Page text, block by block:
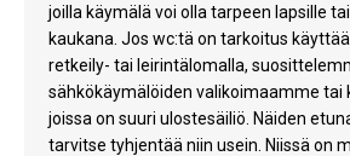
joilla käymälä voi olla tarpeen lapsille
kaukana. Jos wc:tä on tarkoitus
retkeily- tai leirintälomalla,
sähkökäymälöiden valikoimaamme tai
joissa on suuri ulostesäiliö. Näiden
tarvitse tyhjentää niin usein. Niissä on